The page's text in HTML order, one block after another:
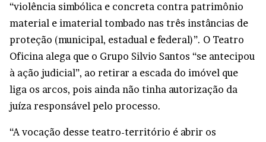
“violência simbólica e concreta contra patrimônio
material e imaterial tombado nas três instâncias de
proteção (municipal, estadual e federal)”. O Teatro
Oficina alega que o Grupo Silvio Santos “se antecipou
à ação judicial”, ao retirar a escada do imóvel que
liga os arcos, pois ainda não tinha autorização da
juíza responsável pelo processo.
“A vocação desse teatro-território é abrir os